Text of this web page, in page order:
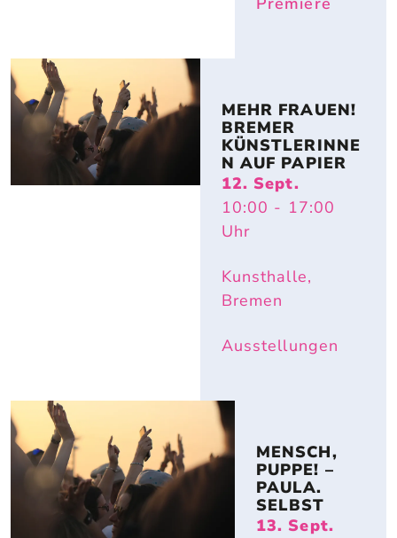
MEHR FRAUEN!
BREMER
KÜNSTLERINNE
N AUF PAPIER
12. Sept.
10:00 - 17:00
Uhr
Kunsthalle,
Bremen
Ausstellungen
MENSCH,
PUPPE! –
PAULA.
SELBST
13. Sept.